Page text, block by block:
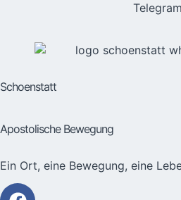
Telegram
Schoenstatt
Apostolische Bewegung
Ein Ort, eine Bewegung, eine